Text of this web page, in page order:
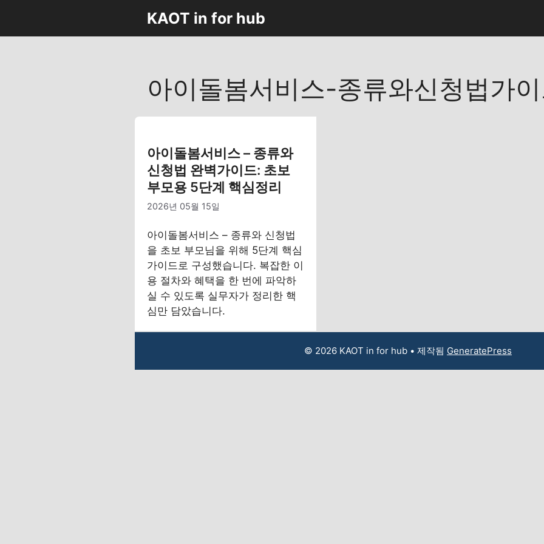
츠
KAOT in for hub
아이돌봄서비스-종류와신청법가
아이돌봄서비스 – 종류와
신청법 완벽가이드: 초보
부모용 5단계 핵심정리
2026년 05월 15일
아이돌봄서비스 – 종류와 신청법
을 초보 부모님을 위해 5단계 핵심
가이드로 구성했습니다. 복잡한 이
용 절차와 혜택을 한 번에 파악하
실 수 있도록 실무자가 정리한 핵
심만 담았습니다.
© 2026 KAOT in for hub • 제작됨 GeneratePress